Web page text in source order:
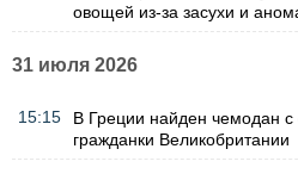
овощей из-за засухи и
31 июля 2026
15:15
В Греции найден чемодан с
гражданки Великобритании